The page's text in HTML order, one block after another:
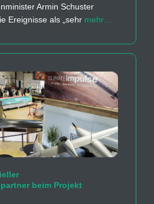
Armin Schuster
Ereignisse als „sehr mehr…
beim Projekt